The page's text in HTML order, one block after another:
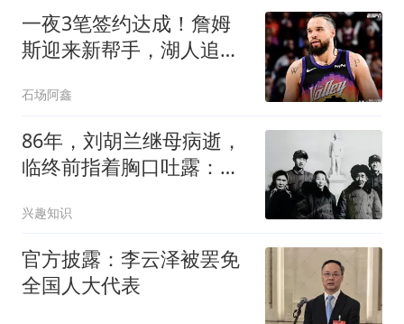
一夜3笔签约达成！詹姆
斯迎来新帮手，湖人追求
石场阿鑫
86年，刘胡兰继母病逝，
临终前指着胸口吐露：我
兴趣知识
官方披露：李云泽被罢免
全国人大代表